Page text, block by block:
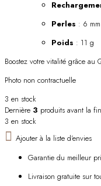
Perles : 6 mm
Poids : 11 g
Boostez votre vitalité grâce au
Photo non contractuelle
3 en stock
Dernière 3 produits avant la
3 en stock
Ajouter à la liste d'envies
Garantie du meilleur
Livraison gratuite sur